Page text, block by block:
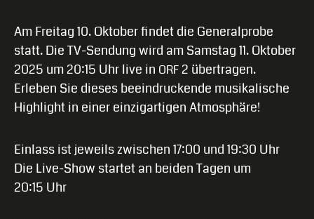
Am Freitag 10. Oktober findet die Generalprobe
statt. Die TV-Sendung wird am Samstag 11. Oktober
2025 um 20:15 Uhr live in ORF2 übertragen.
Erleben Sie dieses beeindruckende musikalische
Highlight in einer einzigartigen Atmosphäre!
Einlass ist jeweils zwischen 17:00 und 19:30 Uhr
Die Live-Show startet an beiden Tagen um
20:15 Uhr